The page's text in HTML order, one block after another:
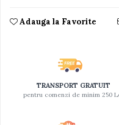
Seturi de doctor
Trenuri cu sine
Adauga la Favorite
TRANSPORT GRATUIT
pentru comenzi de minim 250